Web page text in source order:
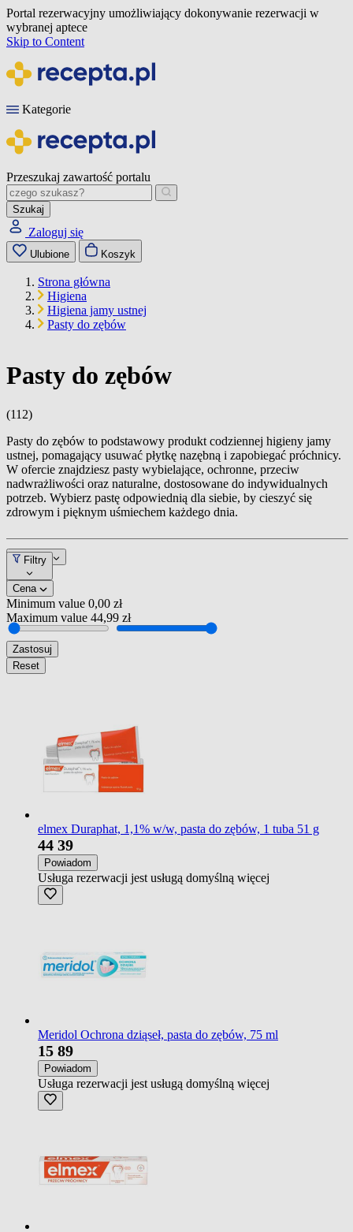
Portal rezerwacyjny umożliwiający dokonywanie rezerwacji w
wybranej aptece
Skip to Content
Kategorie
Przeszukaj zawartość portalu
Szukaj
Zaloguj się
Ulubione Koszyk
Strona główna
Higiena
Higiena jamy ustnej
Pasty do zębów
Pasty do zębów
(112)
Pasty do zębów to podstawowy produkt codziennej higieny jamy
ustnej, pomagający usuwać płytkę nazębną i zapobiegać próchnicy.
W ofercie znajdziesz pasty wybielające, ochronne, przeciw
nadwrażliwości oraz naturalne, dostosowane do indywidualnych
potrzeb. Wybierz pastę odpowiednią dla siebie, by cieszyć się
zdrowym i pięknym uśmiechem każdego dnia.
Pozycja
Filtry
Cena
Minimum value 0,00 zł
Maximum value 44,99 zł
Zastosuj
Reset
elmex Duraphat, 1,1% w/w, pasta do zębów, 1 tuba 51 g
44 39
Powiadom
Usługa rezerwacji jest usługą domyślną więcej
Meridol Ochrona dziąseł, pasta do zębów, 75 ml
15 89
Powiadom
Usługa rezerwacji jest usługą domyślną więcej